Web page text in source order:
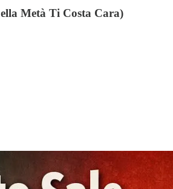
Metà Ti Costa Cara)